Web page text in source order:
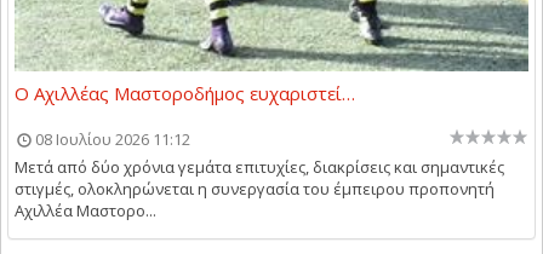
Ο Αχιλλέας Μαστοροδήμος ευχαριστεί…
08 Ιουλίου 2026 11:12
Μετά από δύο χρόνια γεμάτα επιτυχίες, διακρίσεις και σημαντικές
στιγμές, ολοκληρώνεται η συνεργασία του έμπειρου προπονητή
Αχιλλέα Μαστορο...